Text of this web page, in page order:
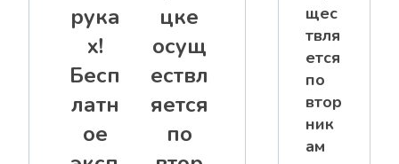
рука
х!
Бесп
латн
ое
цке
осущ
ествл
яется
по
щес
твля
ется
по
втор
ник
ам